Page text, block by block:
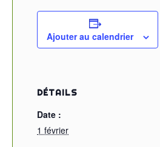
Ajouter au calendrier
DÉTAILS
Date :
1 février